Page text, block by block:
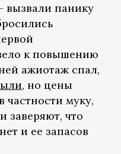
вызвали панику
к повышению
ажиотаж спал,
, но цены
частности муку,
заверяют, что
и ее запасов